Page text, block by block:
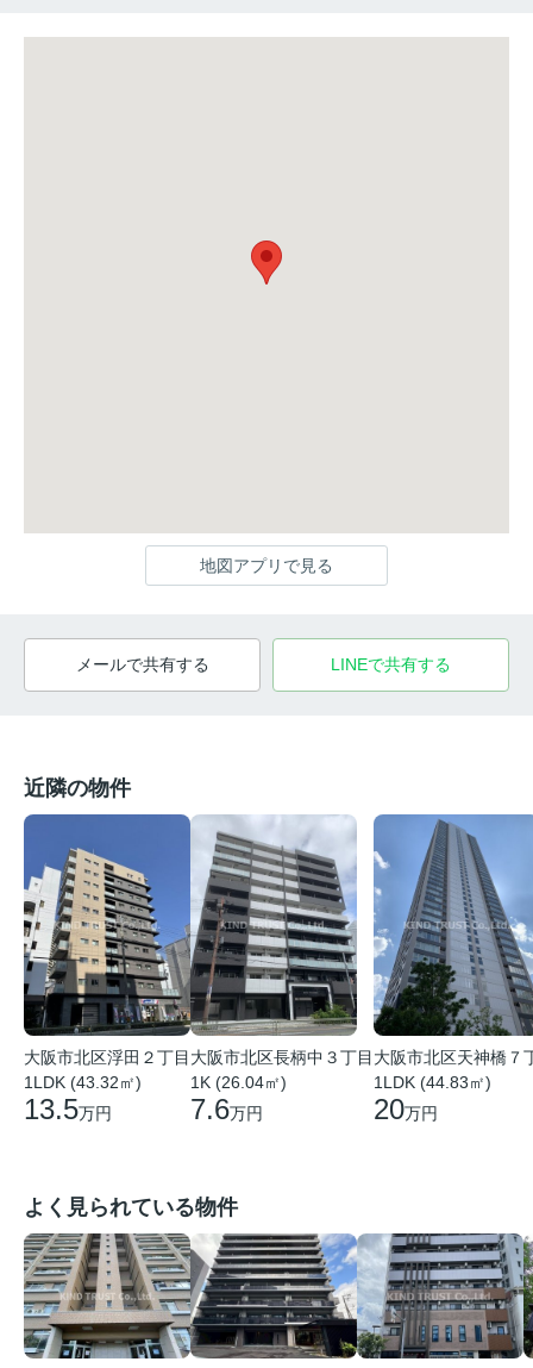
地図アプリで見る
メールで共有する LINEで共有する
近隣の物件
大阪市北区浮田２丁目
1LDK (43.32㎡)
13.5万円
大阪市北区長柄中３丁目
1K (26.04㎡)
7.6万円
大阪市北区天神橋７
1LDK (44.83㎡)
20万円
よく見られている物件